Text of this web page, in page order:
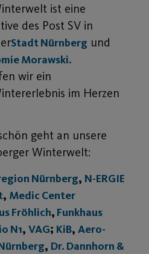
ist eine
des Post SV in
Stadt Nürnberg und
Morawski.
wir ein
im Herzen
geht an unsere
Winterwelt:
Nürnberg, N-ERGIE
, Medic Center
Fröhlich, Funkhaus
N1, VAG; KiB, Aero-
, Dr. Dannhorn &